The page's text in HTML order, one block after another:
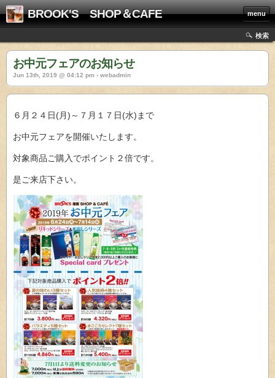
BROOK'S SHOP＆CAFE menu
検索
お中元フェアのお知らせ
Jun 13th, 2019 @ 04:12 pm › webadmin
６月２４日(月)～７月１７日(水)まで
お中元フェアを開催いたします。
対象商品ご購入でポイント２倍です。
是ご来店下さい。